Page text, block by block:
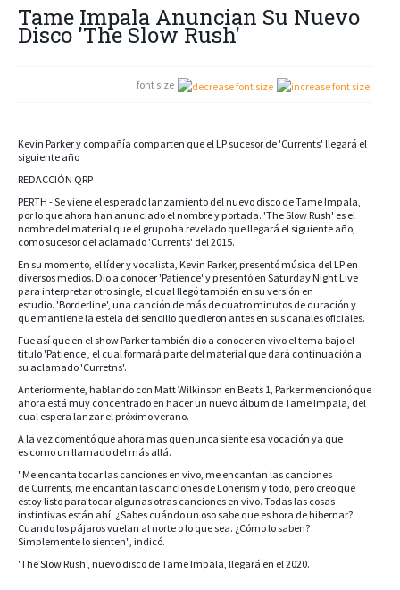
Tame Impala Anuncian Su Nuevo
Disco 'The Slow Rush'
font size
Kevin Parker y compañía comparten que el LP sucesor de 'Currents' llegará el
siguiente año
REDACCIÓN QRP
PERTH - Se viene el esperado lanzamiento del nuevo disco de Tame Impala,
por lo que ahora han anunciado el nombre y portada. 'The Slow Rush' es el
nombre del material que el grupo ha revelado que llegará el siguiente año,
como sucesor del aclamado 'Currents' del 2015.
En su momento, el líder y vocalista, Kevin Parker, presentó música del LP en
diversos medios. Dio a conocer 'Patience' y presentó en Saturday Night Live
para interpretar otro single, el cual llegó también en su versión en
estudio. 'Borderline', una canción de más de cuatro minutos de duración y
que mantiene la estela del sencillo que dieron antes en sus canales oficiales.
Fue así que en el show Parker también dio a conocer en vivo el tema bajo el
titulo 'Patience', el cual formará parte del material que dará continuación a
su aclamado 'Curretns'.
Anteriormente, hablando con Matt Wilkinson en Beats 1, Parker mencionó que
ahora está muy concentrado en hacer un nuevo álbum de Tame Impala, del
cual espera lanzar el próximo verano.
A la vez comentó que ahora mas que nunca siente esa vocación ya que
es como un llamado del más allá.
"Me encanta tocar las canciones en vivo, me encantan las canciones
de Currents, me encantan las canciones de Lonerism y todo, pero creo que
estoy listo para tocar algunas otras canciones en vivo. Todas las cosas
instintivas están ahí. ¿Sabes cuándo un oso sabe que es hora de hibernar?
Cuando los pájaros vuelan al norte o lo que sea. ¿Cómo lo saben?
Simplemente lo sienten", indicó.
'The Slow Rush', nuevo disco de Tame Impala, llegará en el 2020.